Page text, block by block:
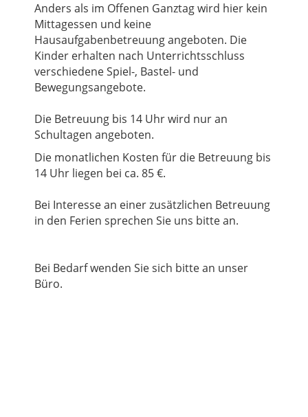
Anders als im Offenen Ganztag wird hier kein
Mittagessen und keine
Hausaufgabenbetreuung angeboten. Die
Kinder erhalten nach Unterrichtsschluss
verschiedene Spiel-, Bastel- und
Bewegungsangebote.
Die Betreuung bis 14 Uhr wird nur an
Schultagen angeboten.
Die monatlichen Kosten für die Betreuung bis
14 Uhr liegen bei ca. 85 €.
Bei Interesse an einer zusätzlichen Betreuung
in den Ferien sprechen Sie uns bitte an.
Bei Bedarf wenden Sie sich bitte an unser
Büro.